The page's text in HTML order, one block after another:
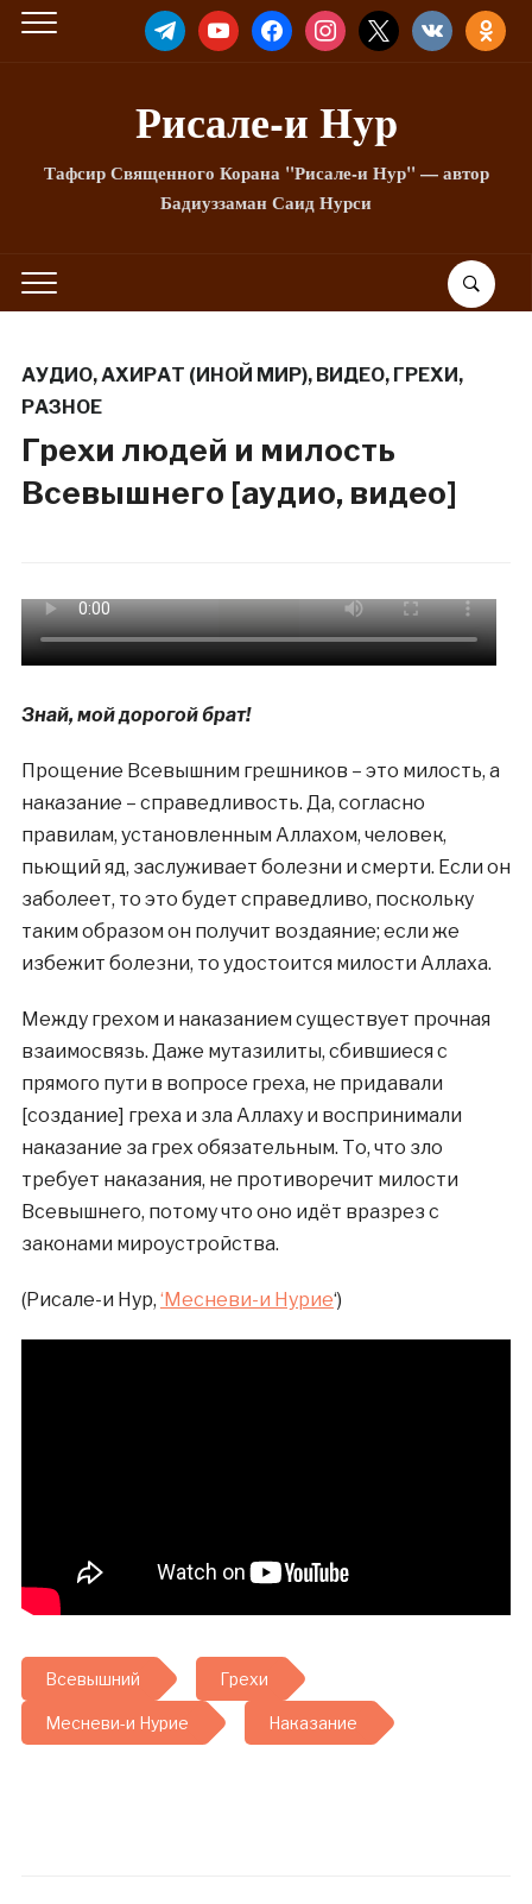
TELEGRAMYOUTUBEFACEBOOKINSTAGRAM
X VKONTAKTE
Рисале-и Hyp
Тафсир Священного Корана "Рисале-и Нур" — автор
Бадиуззаман Саид Нурси
АУДИО,АХИРАТ (ИНОЙ МИР), ВИДЕО, ГРЕХИ,
РАЗНОЕ
Грехи людей и милость
Всевышнего [аудио, видео]
Знай, мой дорогой брат!
Прощение Всевышним грешников – это милость, а
наказание – справедливость. Да, согласно
правилам, установленным Аллахом, человек,
пьющий яд, заслуживает болезни и смерти. Если он
заболеет, то это будет справедливо, поскольку
таким образом он получит воздаяние; если же
избежит болезни, то удостоится милости Аллаха.
Между грехом и наказанием существует прочная
взаимосвязь. Даже мутазилиты, сбившиеся с
прямого пути в вопросе греха, не придавали
[создание] греха и зла Аллаху и воспринимали
наказание за грех обязательным. То, что зло
требует наказания, не противоречит милости
Всевышнего, потому что оно идёт вразрез с
законами мироустройства.
(Рисале-и Нур, ‘Месневи-и Нурие‘)
Всевышний Грехи
Месневи-и Нурие Наказание